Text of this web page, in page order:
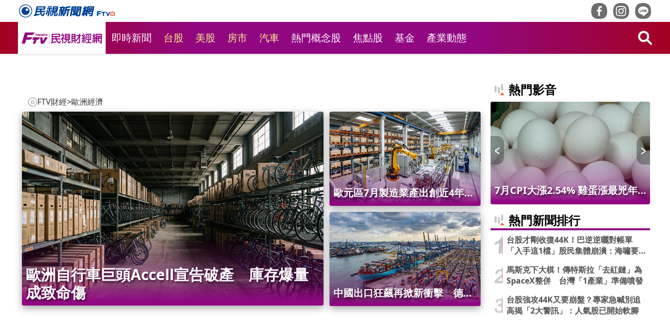
即時新聞 台股 美股 房市 汽車 熱門概念股 焦點股 基金 產業動態
FTV財經>歐洲經濟
歐洲自行車巨頭Accell宣告破產 庫存爆量
成致命傷
歐元區7月製造業產出創近4年半
新高 但新訂單仍疲軟
中國出口狂飆再掀新衝擊 德國
車廠重傷、歐元匯率承壓
熱門影音
台彩新刮刮樂祭高額頭獎 限量14
萬本吸經銷商搶購
7月CPI大漲2.54% 雞蛋漲最兇年
幅
熱門新聞排行
台股才剛收復44K！巴逆逆曬對帳單
「入手這1檔」股民集體崩潰：海嘯要
馬斯克下大棋！傳特斯拉「去紅鏈」為
SpaceX整併 台灣「1產業」準備噴發
台股強攻44K又要崩盤？專家急喊別追
高揭「2大警訊」：人氣股已開始軟腳